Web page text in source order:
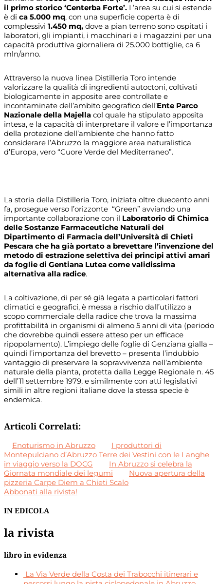
il primo storico ‘Centerba Forte’. L’area su cui si estende
è di ca 5.000 mq, con una superficie coperta è di
complessivi 1.450 mq, dove a pian terreno sono ospitati i
laboratori, gli impianti, i macchinari e i magazzini per una
capacità produttiva giornaliera di 25.000 bottiglie, ca 6
mln/anno.
Attraverso la nuova linea Distilleria Toro intende
valorizzare la qualità di ingredienti autoctoni, coltivati
biologicamente in apposite aree controllate e
incontaminate dell’ambito geografico dell’Ente Parco
Nazionale della Majella col quale ha stipulato apposita
intesa, e la capacità di interpretare il valore e l’importanza
della protezione dell’ambiente che hanno fatto
considerare l’Abruzzo la maggiore area naturalistica
d’Europa, vero “Cuore Verde del Mediterraneo”.
La storia della Distilleria Toro, iniziata oltre duecento anni
fa, prosegue verso l’orizzonte “Green” avviando una
importante collaborazione con il Laboratorio di Chimica
delle Sostanze Farmaceutiche Naturali del
Dipartimento di Farmacia dell’Università di Chieti
Pescara che ha già portato a brevettare l’invenzione del
metodo di estrazione selettiva dei principi attivi amari
da foglie di Gentiana Lutea come validissima
alternativa alla radice.
La coltivazione, di per sé già legata a particolari fattori
climatici e geografici, è messa a rischio dall’utilizzo a
scopo commerciale della radice che trova la massima
profittabilità in organismi di almeno 5 anni di vita (periodo
che dovrebbe quindi essere atteso per un efficace
ripopolamento). L’impiego delle foglie di Genziana gialla –
quindi l’importanza del brevetto – presenta l’indubbio
vantaggio di preservare la sopravvivenza nell’ambiente
naturale della pianta, protetta dalla Legge Regionale n. 45
dell’11 settembre 1979, e similmente con atti legislativi
simili in altre regioni italiane dove la stessa specie è
endemica.
Articoli Correlati:
Enoturismo in Abruzzo
I produttori di
Montepulciano d’Abruzzo Terre dei Vestini con le Langhe
in viaggio verso la DOCG
In Abruzzo si celebra la
Giornata mondiale dei legumi
Nuova apertura della
pizzeria Carpe Diem a Chieti Scalo
Abbonati alla rivista!
IN EDICOLA
la rivista
libro in evidenza
La Via Verde della Costa dei Trabocchi itinerari e